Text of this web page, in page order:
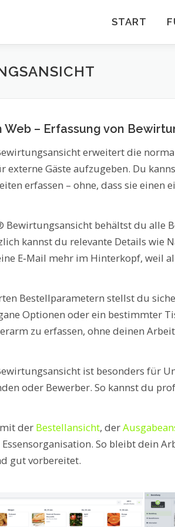
START
– Erfassung von
erweitert die
externe Gäste aufzugeben. Du
erfassen – ohne, dass sie einen
behältst du alle
kannst du relevante Details wie
E‑Mail mehr im Hinterkopf, weil
Bestellparametern stellst du
Optionen oder ein bestimmter
zu erfassen, ohne deinen
ist besonders für
oder Bewerber. So kannst du
der Bestellansicht, der
So bleibt dein
gut vorbereitet.